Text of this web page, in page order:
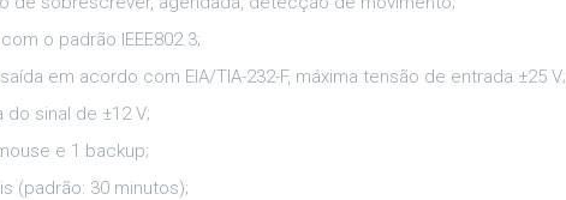
o padrão IEEE802.3;
em acordo com EIA/TIA-232-F, máxima tensão de entrada ±25 V;
sinal de ±12 V;
e 1 backup;
(padrão: 30 minutos);